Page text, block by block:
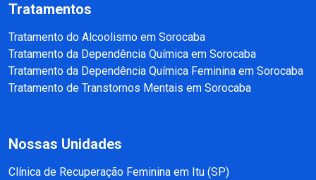
Tratamentos
Tratamento do Alcoolismo em Sorocaba
Tratamento da Dependência Química em Sorocaba
Tratamento da Dependência Química Feminina em Sorocaba
Tratamento de Transtornos Mentais em Sorocaba
Nossas Unidades
Clínica de Recuperação Feminina em Itu (SP)